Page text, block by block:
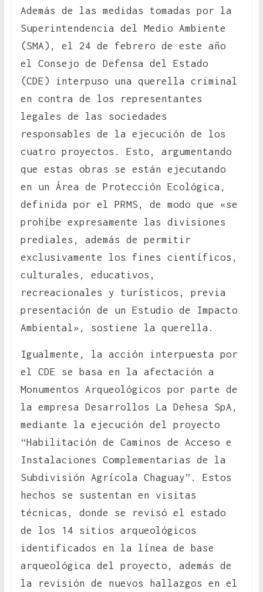
Además de las medidas tomadas por la
Superintendencia del Medio Ambiente
(SMA), el 24 de febrero de este año
el Consejo de Defensa del Estado
(CDE) interpuso una querella criminal
en contra de los representantes
legales de las sociedades
responsables de la ejecución de los
cuatro proyectos. Esto, argumentando
que estas obras se están ejecutando
en un Área de Protección Ecológica,
definida por el PRMS, de modo que «se
prohíbe expresamente las divisiones
prediales, además de permitir
exclusivamente los fines científicos,
culturales, educativos,
recreacionales y turísticos, previa
presentación de un Estudio de Impacto
Ambiental», sostiene la querella.
Igualmente, la acción interpuesta por
el CDE se basa en la afectación a
Monumentos Arqueológicos por parte de
la empresa Desarrollos La Dehesa SpA,
mediante la ejecución del proyecto
“Habilitación de Caminos de Acceso e
Instalaciones Complementarias de la
Subdivisión Agrícola Chaguay”. Estos
hechos se sustentan en visitas
técnicas, donde se revisó el estado
de los 14 sitios arqueológicos
identificados en la línea de base
arqueológica del proyecto, además de
la revisión de nuevos hallazgos en el